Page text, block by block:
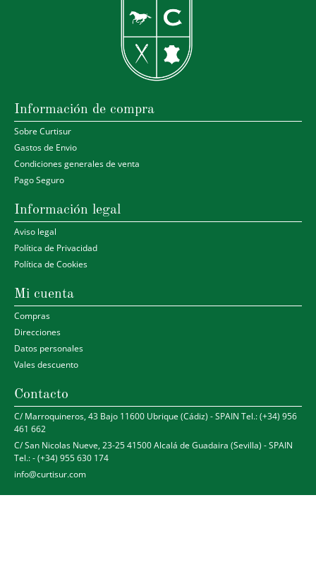
Información de compra
Sobre Curtisur
Gastos de Envio
Condiciones generales de venta
Pago Seguro
Información legal
Aviso legal
Política de Privacidad
Política de Cookies
Mi cuenta
Compras
Direcciones
Datos personales
Vales descuento
Contacto
C/ Marroquineros, 43 Bajo 11600 Ubrique (Cádiz) - SPAIN Tel.: (+34) 956
461 662
C/ San Nicolas Nueve, 23-25 41500 Alcalá de Guadaira (Sevilla) - SPAIN
Tel.: - (+34) 955 630 174
info@curtisur.com